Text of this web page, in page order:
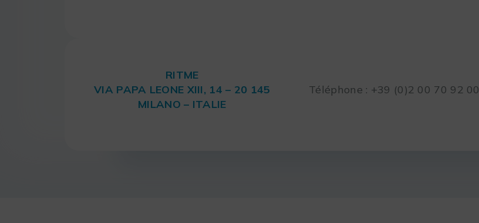
RITME
VIA PAPA LEONE XIII, 14 – 20 145
MILANO – ITALIE
Téléphone : +39 (0)2 00 70 92 00